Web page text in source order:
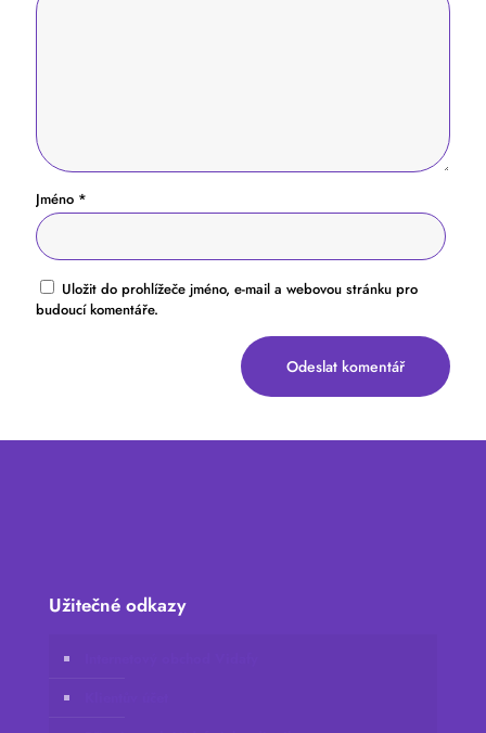
Jméno *
Uložit do prohlížeče jméno, e-mail a webovou stránku pro
budoucí komentáře.
Užitečné odkazy